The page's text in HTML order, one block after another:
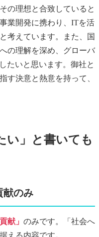
の理想と合致していると
業開発に携わり、ITを活
考えています。また、国
の理解を深め、グローバ
たいと思います。御社と
す決意と熱意を持って、
い」と書いても
献のみ
献」 のみです。「社会へ